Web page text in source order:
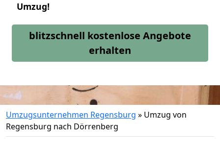
Umzug!
blitzschnell kostenlose Angebote
erhalten
Umzugsunternehmen Regensburg » Umzug von
Regensburg nach Dörrenberg